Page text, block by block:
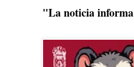
"La noticia